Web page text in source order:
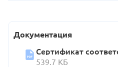
Документация
Сертификат
539.7 КБ